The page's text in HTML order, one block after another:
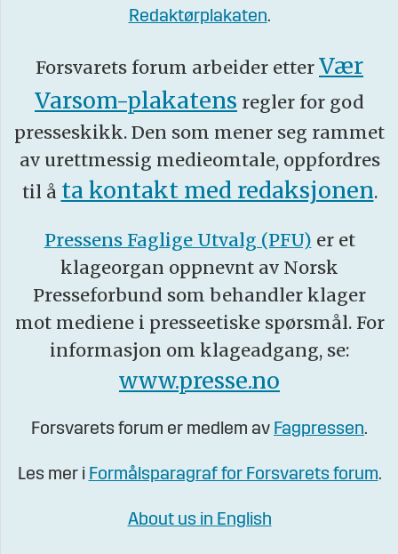
Redaktørplakaten.
Forsvarets forum arbeider etter Vær
Varsom-plakatens regler for god
presseskikk. Den som mener seg rammet
av urettmessig medieomtale, oppfordres
til å ta kontakt med redaksjonen.
Pressens Faglige Utvalg (PFU) er et
klageorgan oppnevnt av Norsk
Presseforbund som behandler klager
mot mediene i presseetiske spørsmål. For
informasjon om klageadgang, se:
www.presse.no
Forsvarets forum er medlem av Fagpressen.
Les mer i Formålsparagraf for Forsvarets forum.
About us in English